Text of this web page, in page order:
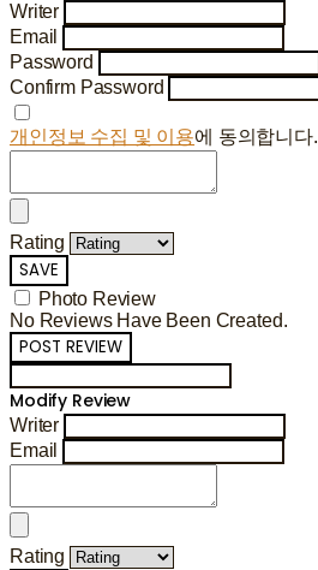
Writer
Email
Password
Confirm Password
개인정보 수집 및 이용에 동의합니다.
Rating
SAVE
Photo Review
No Reviews Have Been Created.
POST REVIEW
Modify Review
Writer
Email
Rating